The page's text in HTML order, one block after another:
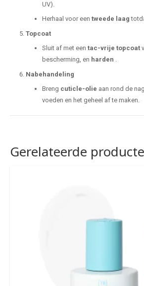
UV).
Herhaal voor een tweede laag
Topcoat
Sluit af met een tac-vrije topcoat
bescherming, en harden .
Nabehandeling
Breng cuticle-olie aan rond de
voeden en het geheel af te maken.
Gerelateerde